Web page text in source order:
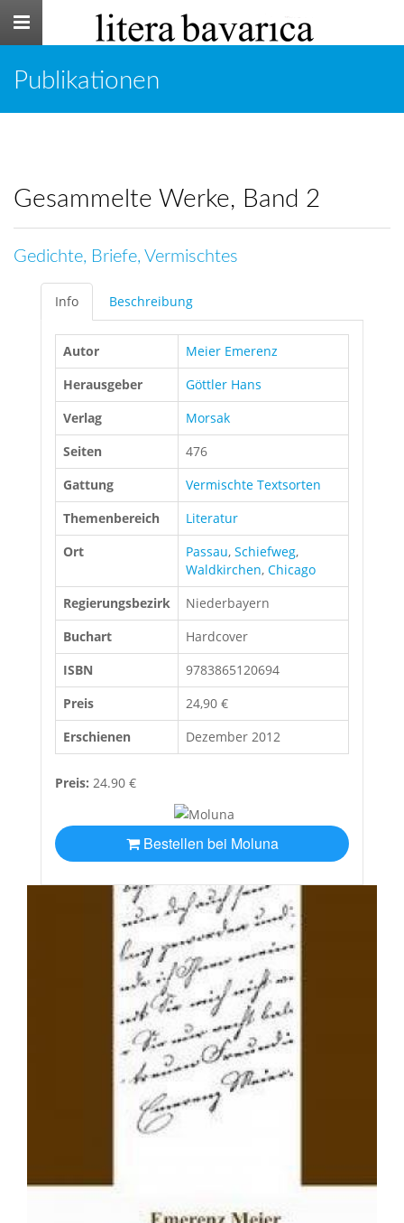
Toggle
Publikationen
Gesammelte Werke, Band 2
Gedichte, Briefe, Vermischtes
Info Beschreibung
Autor
Meier Emerenz
Herausgeber
Göttler Hans
Verlag
Morsak
Seiten
476
Gattung
Vermischte Textsorten
Themenbereich
Literatur
Ort
Passau, Schiefweg,
Waldkirchen, Chicago
Regierungsbezirk
Niederbayern
Buchart
Hardcover
ISBN
9783865120694
Preis
24,90 €
Erschienen
Dezember 2012
Preis: 24.90 €
Bestellen bei Moluna